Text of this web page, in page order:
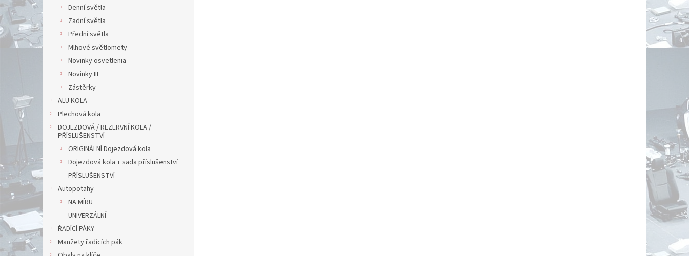
Denní světla
Zadní světla
Přední světla
Mlhové světlomety
Novinky osvetlenia
Novinky III
Zástěrky
ALU KOLA
Plechová kola
DOJEZDOVÁ / REZERVNÍ KOLA /
PŘÍSLUŠENSTVÍ
ORIGINÁLNÍ Dojezdová kola
Dojezdová kola + sada příslušenství
PŘÍSLUŠENSTVÍ
Autopotahy
NA MÍRU
UNIVERZÁLNÍ
ŘADÍCÍ PÁKY
Manžety řadících pák